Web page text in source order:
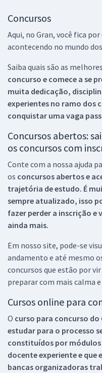
Concursos
Aqui, no Gran, você fica
acontecendo no mundo dos
Saiba quais são as
concurso e comece a se
muita dedicação,
experientes no ramo dos
conquistar uma vaga
Concursos abertos:
os concursos com
Conte com a nossa ajuda
os concursos abertos e
trajetória de estudo. É
sempre atualizado, isso
fazer perder a inscrição e
ainda mais.
Em nosso site, pode-se
andamento e até mesmo
concursos que estão por
preparar com mais calma
Cursos online para
O curso para concurso do
estudar para o processo
constituídos por
docente experiente e que
bancas organizadoras